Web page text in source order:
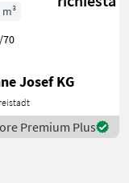
m³
Josef KG
Premium Plus